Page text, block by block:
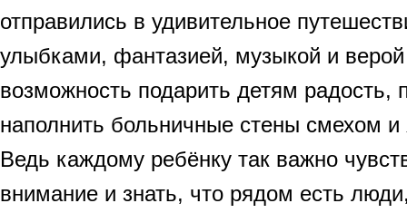
отправились в удивительное
улыбками, фантазией, музыкой и
возможность подарить детям радость,
наполнить больничные стены смехом
Ведь каждому ребёнку так важно
внимание и знать, что рядом есть